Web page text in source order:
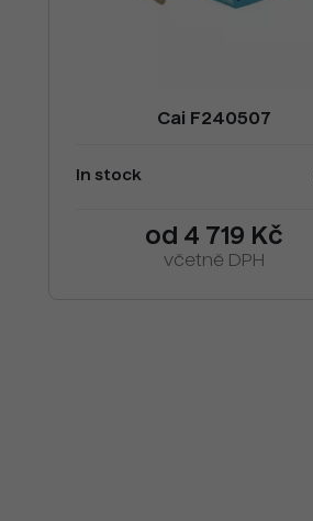
Cai F240507
In stock
od 4 719 Kč
včetně DPH